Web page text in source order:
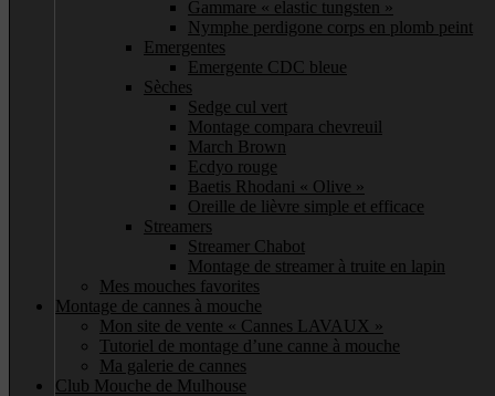
Gammare « elastic tungsten »
Nymphe perdigone corps en plomb peint
Emergentes
Emergente CDC bleue
Sèches
Sedge cul vert
Montage compara chevreuil
March Brown
Ecdyo rouge
Baetis Rhodani « Olive »
Oreille de lièvre simple et efficace
Streamers
Streamer Chabot
Montage de streamer à truite en lapin
Mes mouches favorites
Montage de cannes à mouche
Mon site de vente « Cannes LAVAUX »
Tutoriel de montage d’une canne à mouche
Ma galerie de cannes
Club Mouche de Mulhouse